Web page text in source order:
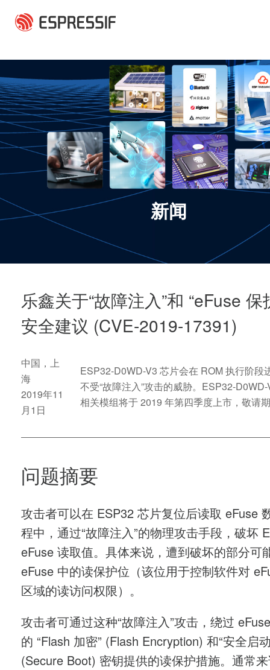
新闻
乐鑫关于“故障注入”和 “eFuse 保
安全建议 (CVE-2019-17391)
中国，上
海
2019年11
月1日
ESP32-D0WD-V3 芯片会在 ROM 执行阶段
不受“故障注入”攻击的威胁。ESP32-
相关模组将于 2019 年第四季度上市，敬请
问题摘要
攻击者可以在 ESP32 芯片复位后读取 eFuse
程中，通过“故障注入”的物理攻击手段，破坏
eFuse 读取值。具体来说，遭到破坏的部分可
eFuse 中的读保护位（该位用于控制软件对
区域的读访问权限）。
攻击者可通过这种“故障注入”攻击，绕过
的 “Flash 加密” (Flash Encryption) 和“安全启
(Secure Boot) 密钥提供的读保护措施。通常